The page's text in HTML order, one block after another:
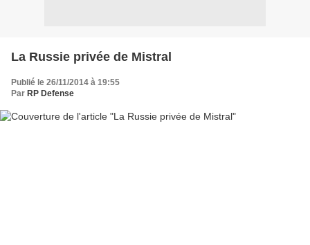
La Russie privée de Mistral
Publié le 26/11/2014 à 19:55
Par RP Defense